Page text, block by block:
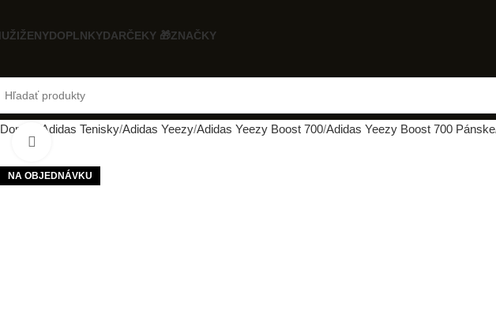
ŽENYDOPLNKYDARČEKY 🎁ZNAČKY
Domov Adidas Tenisky Adidas Yeezy Adidas Yeezy Boost 700 Adidas Yeezy Boost 700 Pánske
NA OBJEDNÁVKU